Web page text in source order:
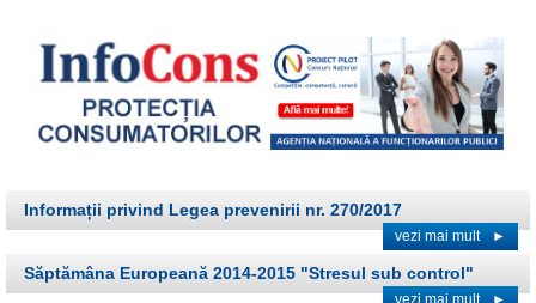
Informații privind Legea prevenirii nr. 270/2017
vezi mai mult ►
Săptămâna Europeană 2014-2015 "Stresul sub control"
vezi mai mult ►